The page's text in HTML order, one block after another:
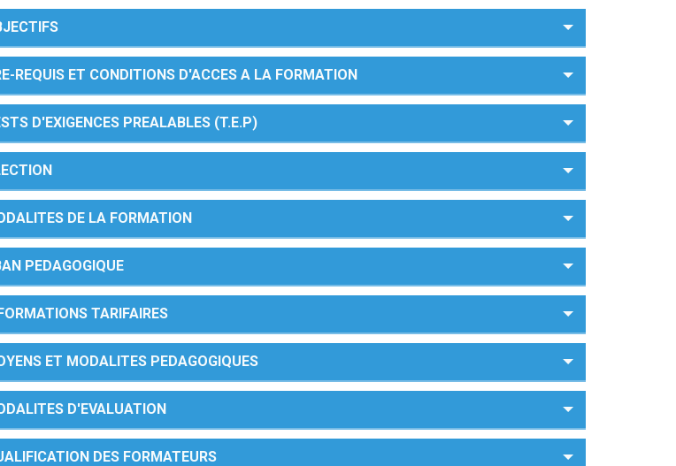
REQUIS ET CONDITIONS D'ACCES A LA FORMATION
D'EXIGENCES PREALABLES (T.E.P)
DE LA FORMATION
PEDAGOGIQUE
TARIFAIRES
ET MODALITES PEDAGOGIQUES
D'EVALUATION
DES FORMATEURS